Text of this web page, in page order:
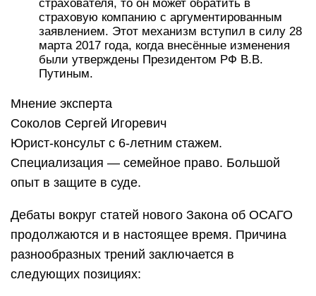
страхователя, то он может обратить в
страховую компанию с аргументированным
заявлением. Этот механизм вступил в силу 28
марта 2017 года, когда внесённые изменения
были утверждены Президентом РФ В.В.
Путиным.
Мнение эксперта
Соколов Сергей Игоревич
Юрист-консульт с 6-летним стажем.
Специализация — семейное право. Большой
опыт в защите в суде.
Дебаты вокруг статей нового Закона об ОСАГО
продолжаются и в настоящее время. Причина
разнообразных трений заключается в
следующих позициях: